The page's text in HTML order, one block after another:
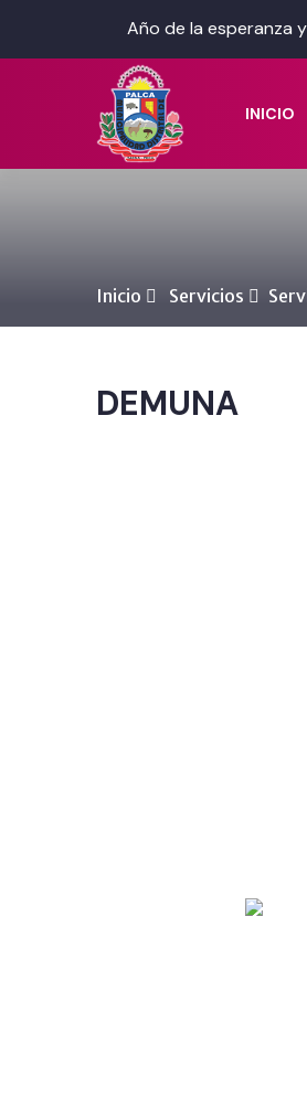
Año de la esperanza
INICIO
Inicio Servicios
DEMUNA